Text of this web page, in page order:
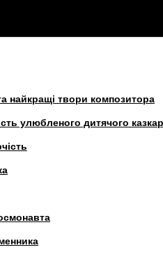
найкращі твори композитора
улюбленого дитячого